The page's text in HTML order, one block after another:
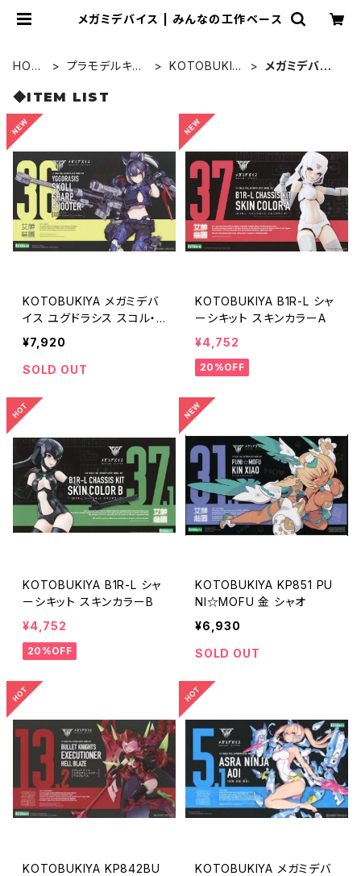
メガミデバイス | みんなの工作ベース
HOM
プラモデルキッ
KOTOBUKIY
メガミデバイ
◆ITEM LIST
KOTOBUKIYA メガミデバ
イス ユグドラシス スコル・
シャープシューター
¥7,920
SOLD OUT
KOTOBUKIYA B1R-L シャ
ーシキット スキンカラーA
¥4,752
20%OFF
KOTOBUKIYA B1R-L シャ
ーシキット スキンカラーB
¥4,752
20%OFF
KOTOBUKIYA KP851 PU
NI☆MOFU 金 シャオ
¥6,930
SOLD OUT
KOTOBUKIYA KP842BU
KOTOBUKIYA メガミデバ